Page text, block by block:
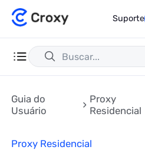
Suporte
Guia do
Usuário
Proxy
Residencial
Proxy Residencial